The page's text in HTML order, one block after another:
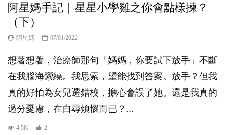
阿星媽手記｜星星小學雞之你會點樣揀？
（下）
阿星媽 07/01/2022
想著想著，治療師那句「媽媽，你要試下放手」不斷
在我腦海縈繞。我思索，望能找到答案。放手？但我
真的好怕為女兒選錯校，擔心會誤了她。還是我真的
過分憂慮，在自尋煩惱而已？...
4.5K 2